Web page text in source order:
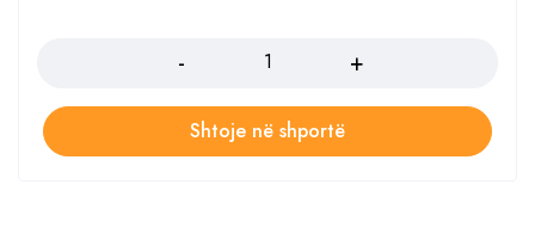
Shtoje në shportë